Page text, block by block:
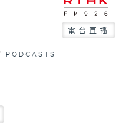
電台直播
PODCASTS